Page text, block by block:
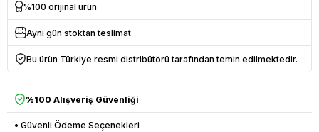
%100 orijinal ürün
Aynı gün stoktan teslimat
Bu ürün Türkiye resmi distribütörü tarafından temin edilmektedir.
%100 Alışveriş Güvenliği
• Güvenli Ödeme Seçenekleri